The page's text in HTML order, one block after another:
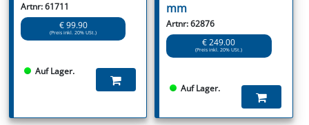
Artnr: 61711
€ 99.90
(Preis inkl. 20% USt.)
Auf Lager.
mm
Artnr: 62876
€ 249.00
(Preis inkl. 20% USt.)
Auf Lager.